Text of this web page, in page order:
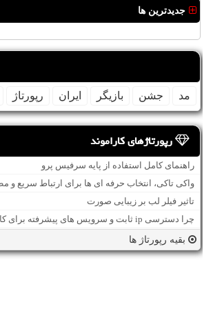
جدیدترین ها
مد جشن بازیگر ایران رپورتاژ
رپورتاژهای کاراموند
راهنمای کامل استفاده از پایه سرفیس پرو
واکی تاکی، انتخاب حرفه ای ها برای ارتباط سریع و
تاثیر فیلر لب بر زیبایی صورت
چرا دسترسی ip ثابت و سرویس های پیشرفته برای کاربران حرفه ای ضروری است؟
بقیه رپورتاژ ها